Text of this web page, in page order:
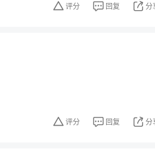
评分 回复 分
评分 回复 分